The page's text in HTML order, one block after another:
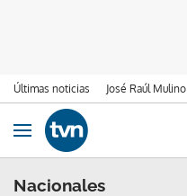
Últimas noticias José Raúl Mulino
Ir al contenido
Obrir navegació
Nacionales